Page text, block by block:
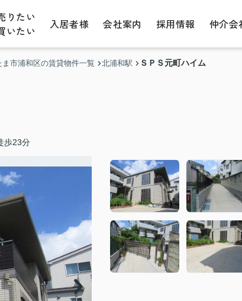
りたい
いたい
入居者様 会社案内 採用情報 仲介会
ま市浦和区の賃貸物件一覧 北浦和駅 ＳＰＳ元町ハイム
歩23分